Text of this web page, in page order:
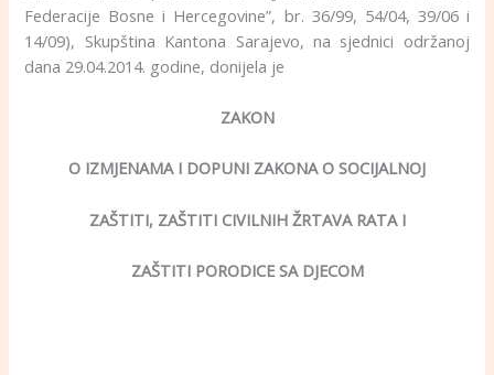
Federacije Bosne i Hercegovine”, br. 36/99, 54/04, 39/06 i
14/09), Skupština Kantona Sarajevo, na sjednici održanoj
dana 29.04.2014. godine, donijela je
ZAKON
O IZMJENAMA I DOPUNI ZAKONA O SOCIJALNOJ
ZAŠTITI, ZAŠTITI CIVILNIH ŽRTAVA RATA I
ZAŠTITI PORODICE SA DJECOM